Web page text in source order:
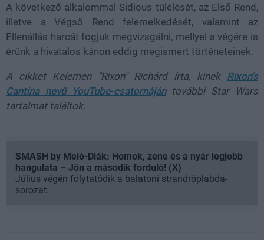
A következő alkalommal Sidious túlélését, az Első Rend,
illetve a Végső Rend felemelkedését, valamint az
Ellenállás harcát fogjuk megvizsgálni, mellyel a végére is
érünk a hivatalos kánon eddig megismert történeteinek.
A cikket Kelemen "Rixon" Richárd írta, kinek Rixon's
Cantina nevű YouTube-csatornájántovábbi Star Wars
tartalmat találtok.
SMASH by Meló-Diák: Homok, zene és a nyár legjobb
hangulata – Jön a második forduló! (X)
Július végén folytatódik a balatoni strandröplabda-
sorozat.